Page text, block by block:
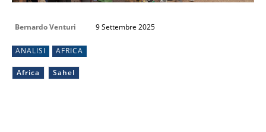
Bernardo Venturi 9 Settembre 2025
ANALISI AFRICA
Africa Sahel